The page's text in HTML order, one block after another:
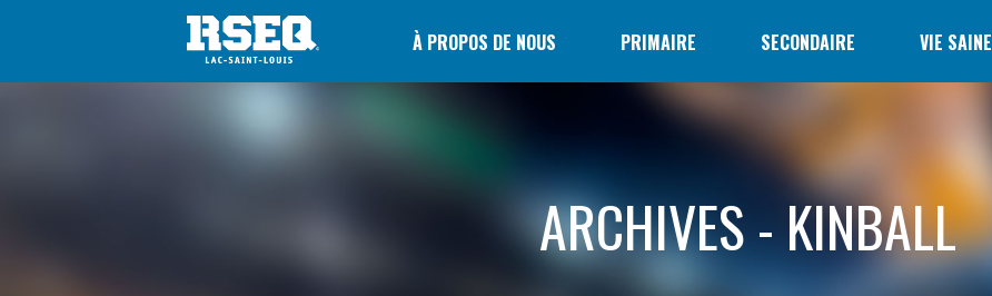
À PROPOS DE NOUS PRIMAIRE SECONDAIRE VIE SAINE
ARCHIVES - KINBALL